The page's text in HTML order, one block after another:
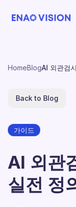
HomeBlogAI 외관검
Back to Blog
가이드
AI 외관
실전 정